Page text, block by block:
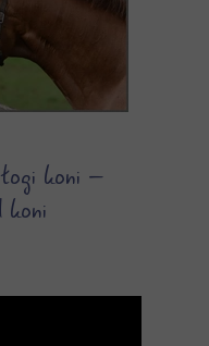
koni –
koni